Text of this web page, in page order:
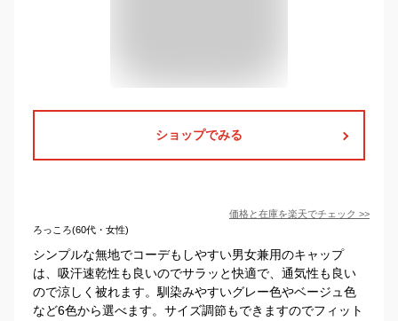
ショップでみる
価格と在庫を楽天でチェック >>
ろっころ(60代・女性)
シンプルな無地でコーデもしやすい男女兼用のキャップ
は、吸汗速乾性も良いのでサラッと快適で、通気性も良い
ので涼しく被れます。馴染みやすいグレー色やベージュ色
など6色から選べます。サイズ調節もできますのでフィット